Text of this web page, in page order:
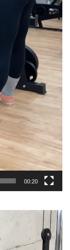
00:20